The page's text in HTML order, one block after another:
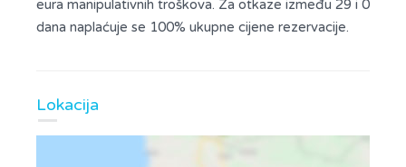
eura manipulativnih troškova. Za otkaze između 29 i 0
dana naplaćuje se 100% ukupne cijene rezervacije.
Lokacija